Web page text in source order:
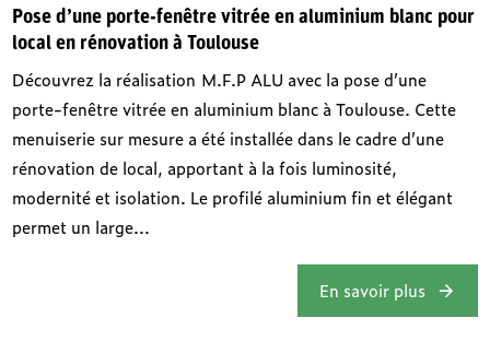
Pose d’une porte-fenêtre vitrée en aluminium blanc pour
local en rénovation à Toulouse
Découvrez la réalisation M.F.P ALU avec la pose d’une
porte-fenêtre vitrée en aluminium blanc à Toulouse. Cette
menuiserie sur mesure a été installée dans le cadre d’une
rénovation de local, apportant à la fois luminosité,
modernité et isolation. Le profilé aluminium fin et élégant
permet un large...
En savoir plus